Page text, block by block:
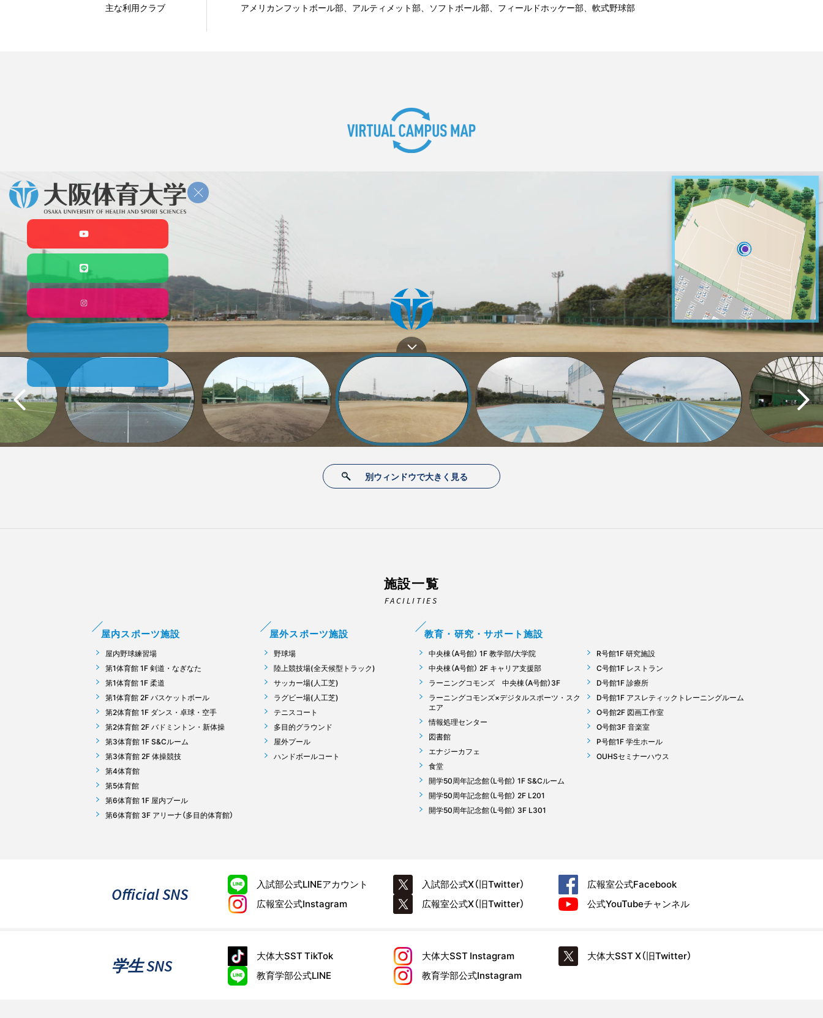
主な利用クラブ アメリカンフットボール部、アルティメット部、ソフトボール部、フィールドホッケー部、軟式野球部
別ウィンドウで大きく見る
施設一覧
FACILITIES
屋内スポーツ施設
屋内野球練習場
第1体育館 1F 剣道・なぎなた
第1体育館 1F 柔道
第1体育館 2F バスケットボール
第2体育館 1F ダンス・卓球・空手
第2体育館 2F バドミントン・新体操
第3体育館 1F S&Cルーム
第3体育館 2F 体操競技
第4体育館
第5体育館
第6体育館 1F 屋内プール
第6体育館 3F アリーナ（多目的体育館）
屋外スポーツ施設
野球場
陸上競技場(全天候型トラック)
サッカー場(人工芝)
ラグビー場(人工芝)
テニスコート
多目的グラウンド
屋外プール
ハンドボールコート
教育・研究・サポート施設
中央棟（A号館） 1F 教学部/大学院
中央棟（A号館） 2F キャリア支援部
ラーニングコモンズ 中央棟（A号館）3F
ラーニングコモンズ×デジタルスポーツ・スク
エア
情報処理センター
図書館
エナジーカフェ
食堂
開学50周年記念館（L号館） 1F S&Cルーム
開学50周年記念館（L号館） 2F L201
開学50周年記念館（L号館） 3F L301
R号館1F 研究施設
C号館1F レストラン
D号館1F 診療所
D号館1F アスレティックトレーニングルーム
O号館2F 図画工作室
O号館3F 音楽室
P号館1F 学生ホール
OUHSセミナーハウス
Official SNS 入試部公式LINEアカウント 入試部公式X（旧Twitter） 広報室公式Facebook
広報室公式Instagram 広報室公式X（旧Twitter） 公式YouTubeチャンネル
学生 SNS 大体大SSTTikTok 大体大SST Instagram 大体大SSTX（旧Twitter）
教育学部公式LINE 教育学部公式Instagram